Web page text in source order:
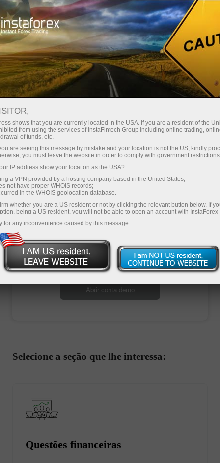
Para Iniciantes Perguntas e Respostas
Do you have any
questions?
We have the answers. We created this section
with the most frequently asked questions about
the affiliate program, trading conditions, the
PAMM system, registration, verification, and
other issues.
Abrir conta de negociação
Abrir conta demo
Selecione a seção que lhe interessa:
Questões financeiras
shows that you are currently located in the USA. If you are a resident of the
from using the services of InstaFintech Group including online trading,
of funds, etc.
are seeing this message by mistake and your location is not the US, kindly
you must leave the website in order to comply with government
IP address show your location as the USA?
a VPN provided by a hosting company based in the United States;
not have proper WHOIS records;
in the WHOIS geolocation database.
whether you are a US resident or not by clicking the relevant button below. If
being a US resident, you will not be able to open an account with InstaForex
for any inconvenience caused by this message.